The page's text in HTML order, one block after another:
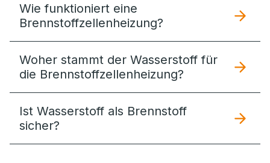
Wie funktioniert eine
Brennstoffzellenheizung?
Woher stammt der Wasserstoff für
die Brennstoffzellenheizung?
Ist Wasserstoff als Brennstoff
sicher?